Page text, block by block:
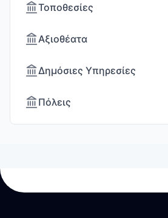
Τοποθεσίες
Αξιοθέατα
Δημόσιες Υπηρεσίες
Πόλεις